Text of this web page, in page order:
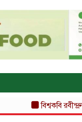
বিশ্বকবি রবীন্দ্রনাথ